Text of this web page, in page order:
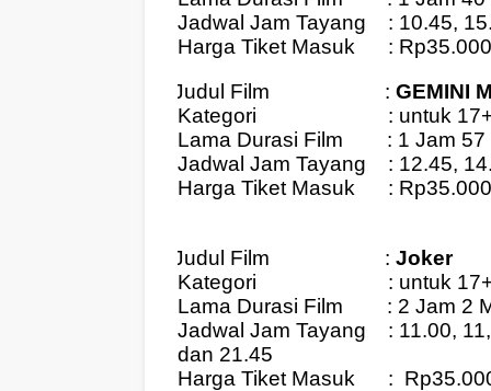
Jadwal Jam Tayang
: 10.45,
Harga Tiket Masuk
: Rp35.000
Judul Film : GEMINI
Kategori
: untuk
Lama Durasi Film
: 1 Jam 57
Jadwal Jam Tayang
: 12.45,
Harga Tiket Masuk
: Rp35.000
Judul Film : Joker
Kategori
: untuk
Lama Durasi Film
: 2 Jam 2
Jadwal Jam Tayang
: 11.00,
dan 21.45
Harga Tiket Masuk
: